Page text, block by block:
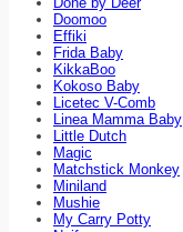
Doomoo
Effiki
Frida Baby
KikkaBoo
Kokoso Baby
Licetec V-Comb
Linea Mamma Baby
Little Dutch
Magic
Matchstick Monkey
Miniland
Mushie
My Carry Potty